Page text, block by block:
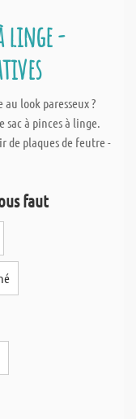
linge -
look paresseux ?
à pinces à linge.
de plaques de feutre -
faut